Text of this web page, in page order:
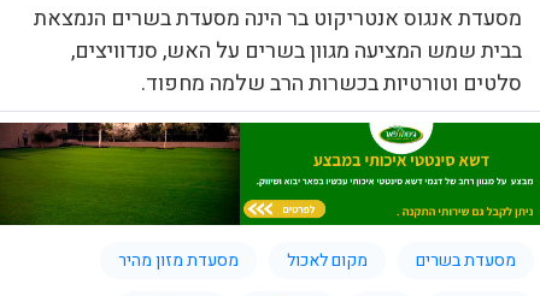
מסעדת אנגוס אנטריקוט בר הינה מסעדת בשרים הנמצאת
בבית שמש המציעה מגוון בשרים על האש, סנדוויצים,
סלטים וטורטיות בכשרות הרב שלמה מחפוד.
מסעדת בשרים מקום לאכול
מסעדת מזון מהיר